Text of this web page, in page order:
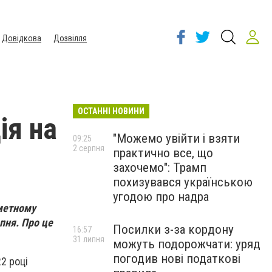
Довідкова Дозвілля
на
Про це
році
ОСТАННІ НОВИНИ
"Можемо увійти і взяти
практично все, що
захочемо": Трамп
похизувався українською
угодою про надра
09:25
2 серпня
Посилки з-за кордону
можуть подорожчати: уряд
погодив нові податкові
16:57
31 липня